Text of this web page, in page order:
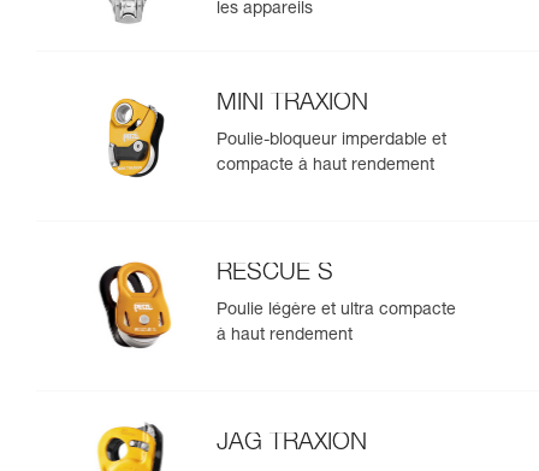
les appareils
MINI TRAXION
Poulie-bloqueur imperdable et
compacte à haut rendement
RESCUE S
Poulie légère et ultra compacte
à haut rendement
JAG TRAXION